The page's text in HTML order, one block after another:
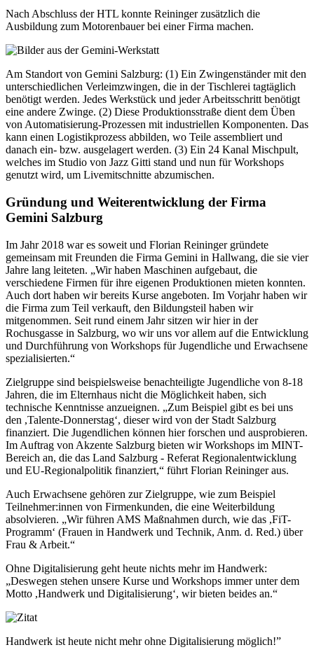
Nach Abschluss der HTL konnte Reininger zusätzlich die
Ausbildung zum Motorenbauer bei einer Firma machen.
Am Standort von Gemini Salzburg: (1) Ein Zwingenständer mit den
unterschiedlichen Verleimzwingen, die in der Tischlerei tagtäglich
benötigt werden. Jedes Werkstück und jeder Arbeitsschritt benötigt
eine andere Zwinge. (2) Diese Produktionsstraße dient dem Üben
von Automatisierung-Prozessen mit industriellen Komponenten. Das
kann einen Logistikprozess abbilden, wo Teile assembliert und
danach ein- bzw. ausgelagert werden. (3) Ein 24 Kanal Mischpult,
welches im Studio von Jazz Gitti stand und nun für Workshops
genutzt wird, um Livemitschnitte abzumischen.
Gründung und Weiterentwicklung der Firma
Gemini Salzburg
Im Jahr 2018 war es soweit und Florian Reininger gründete
gemeinsam mit Freunden die Firma Gemini in Hallwang, die sie vier
Jahre lang leiteten. „Wir haben Maschinen aufgebaut, die
verschiedene Firmen für ihre eigenen Produktionen mieten konnten.
Auch dort haben wir bereits Kurse angeboten. Im Vorjahr haben wir
die Firma zum Teil verkauft, den Bildungsteil haben wir
mitgenommen. Seit rund einem Jahr sitzen wir hier in der
Rochusgasse in Salzburg, wo wir uns vor allem auf die Entwicklung
und Durchführung von Workshops für Jugendliche und Erwachsene
spezialisierten.“
Zielgruppe sind beispielsweise benachteiligte Jugendliche von 8-18
Jahren, die im Elternhaus nicht die Möglichkeit haben, sich
technische Kenntnisse anzueignen. „Zum Beispiel gibt es bei uns
den ,Talente-Donnerstag‘, dieser wird von der Stadt Salzburg
finanziert. Die Jugendlichen können hier forschen und ausprobieren.
Im Auftrag von Akzente Salzburg bieten wir Workshops im MINT-
Bereich an, die das Land Salzburg - Referat Regionalentwicklung
und EU-Regionalpolitik finanziert,“ führt Florian Reininger aus.
Auch Erwachsene gehören zur Zielgruppe, wie zum Beispiel
Teilnehmer:innen von Firmenkunden, die eine Weiterbildung
absolvieren. „Wir führen AMS Maßnahmen durch, wie das ,FiT-
Programm‘ (Frauen in Handwerk und Technik, Anm. d. Red.) über
Frau & Arbeit.“
Ohne Digitalisierung geht heute nichts mehr im Handwerk:
„Deswegen stehen unsere Kurse und Workshops immer unter dem
Motto ,Handwerk und Digitalisierung‘, wir bieten beides an.“
Handwerk ist heute nicht mehr ohne Digitalisierung möglich!”